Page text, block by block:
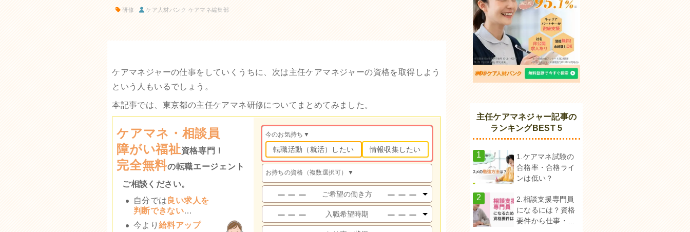
研修 ケア人材バンク ケアマネ編集部
ケアマネジャーの仕事をしていくうちに、次は主任ケアマネジャーの資格を取得しよう
という人もいるでしょう。
本記事では、東京都の主任ケアマネ研修についてまとめてみました。
ケアマネ・相談員
障がい福祉資格専門！
完全無料の転職エージェント
ご相談ください。
自分では 良い求人を
判断できない…
今より 給料アップ
今のお気持ち▼
転職活動（就活）したい 情報収集したい
お持ちの資格（複数選択可）▼
ケアマネ
（経験あり）
未経験ケアマネ
（実務研修前）
（実務研修修了）
主任ケアマネ 社会福祉士
主任ケアマネジャー記事の
ランキングBEST 5
1.ケアマネ試験の
合格率・合格ライ
ンは低い？
2.相談支援専門員
になるには？資格
要件から仕事・役